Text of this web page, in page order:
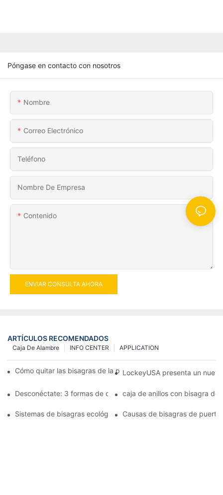
Póngase en contacto con nosotros
Nombre
Correo Electrónico
Teléfono
Nombre De Empresa
Contenido
ENVIAR CONSULTA AHORA
ARTÍCULOS RECOMENDADOS
APPLICATION
INFO CENTER
Caja De Alambre
Cómo quitar las bisagras de la puerta de su cocina, horno o
LockeyUSA presenta un
Desconéctate: 3 formas de crear puertas visualmente
caja de anillos con bisagra de
Sistemas de bisagras ecológicas: juntas herméticas para
Causas de bisagras de